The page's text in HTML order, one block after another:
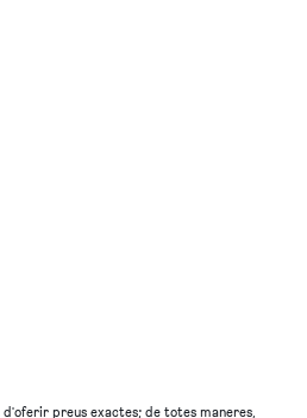
preus exactes; de totes maneres,